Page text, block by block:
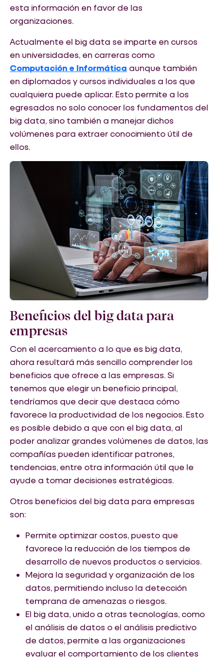
esta información en favor de las
organizaciones.
Actualmente el big data se imparte en cursos
en universidades, en carreras como
Computación e Informática aunque también
en diplomados y cursos individuales a los que
cualquiera puede aplicar. Esto permite a los
egresados no solo conocer los fundamentos del
big data, sino también a manejar dichos
volúmenes para extraer conocimiento útil de
ellos.
Beneficios del big data para
empresas
Con el acercamiento a lo que es big data,
ahora resultará más sencillo comprender los
beneficios que ofrece a las empresas. Si
tenemos que elegir un beneficio principal,
tendríamos que decir que destaca cómo
favorece la productividad de los negocios. Esto
es posible debido a que con el big data, al
poder analizar grandes volúmenes de datos, las
compañías pueden identificar patrones,
tendencias, entre otra información útil que le
ayude a tomar decisiones estratégicas.
Otros beneficios del big data para empresas
son:
Permite optimizar costos, puesto que
favorece la reducción de los tiempos de
desarrollo de nuevos productos o servicios.
Mejora la seguridad y organización de los
datos, permitiendo incluso la detección
temprana de amenazas o riesgos.
El big data, unido a otras tecnologías, como
el análisis de datos o el análisis predictivo
de datos, permite a las organizaciones
evaluar el comportamiento de los clientes